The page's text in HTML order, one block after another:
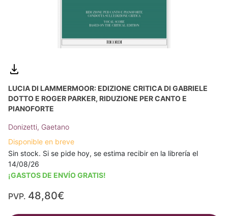
LUCIA DI LAMMERMOOR: EDIZIONE CRITICA DI GABRIELE
DOTTO E ROGER PARKER, RIDUZIONE PER CANTO E
PIANOFORTE
Donizetti, Gaetano
Disponible en breve
Sin stock. Si se pide hoy, se estima recibir en la librería el
14/08/26
¡GASTOS DE ENVÍO GRATIS!
PVP. 48,80€